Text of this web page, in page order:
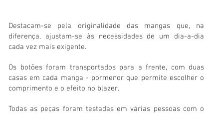
Destacam-se pela originalidade das mangas que, na
diferença, ajustam-se às necessidades de um dia-a-dia
cada vez mais exigente.
Os botões foram transportados para a frente, com duas
casas em cada manga - pormenor que permite escolher o
comprimento e o efeito no blazer.
Todas as peças foram testadas em várias pessoas com o